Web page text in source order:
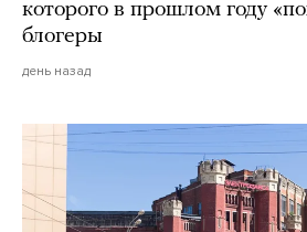
которого в прошлом году
блогеры
день назад